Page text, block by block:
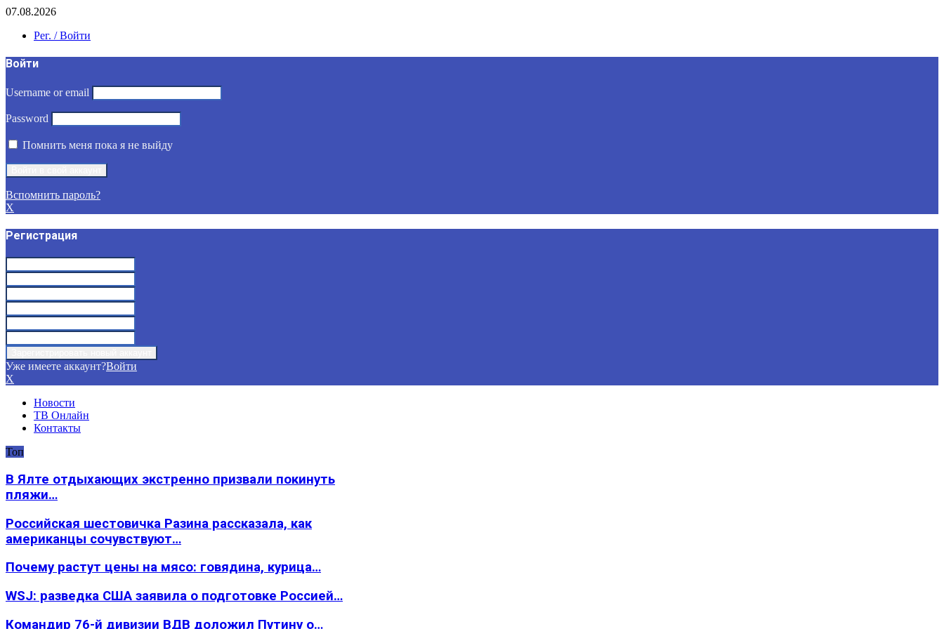
07.08.2026
Рег. / Войти
Войти
Username or email
Password
Помнить меня пока я не выйду
Вспомнить пароль?
X
Регистрация
Уже имеете аккаунт?Войти
X
Новости
ТВ Онлайн
Контакты
Топ
В Ялте отдыхающих экстренно призвали покинуть
пляжи…
Российская шестовичка Разина рассказала, как
американцы сочувствуют…
Почему растут цены на мясо: говядина, курица…
WSJ: разведка США заявила о подготовке Россией…
Командир 76-й дивизии ВДВ доложил Путину о…